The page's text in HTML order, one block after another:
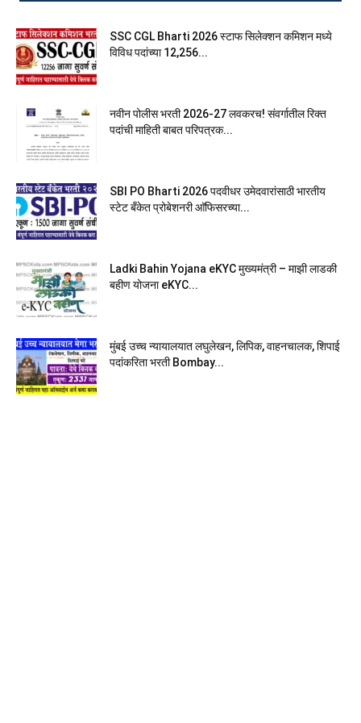
SSC CGL Bharti 2026 स्टाफ सिलेक्शन कमिशन मध्ये
विविध पदांच्या 12,256...
नवीन पोलीस भरती 2026-27 लवकरच! संवर्गातील रिक्त
पदांची माहिती बाबत परिपत्रक...
SBI PO Bharti 2026 पदवीधर उमेदवारांसाठी भारतीय
स्टेट बँकेत प्रोबेशनरी आ‍ॅफिसरच्या...
Ladki Bahin Yojana eKYC मुख्यमंत्री – माझी लाडकी
बहीण योजना eKYC...
मुंबई उच्च न्यायालयात लघुलेखन, लिपिक, वाहनचालक, शिपाई
पदांकरिता भरती Bombay...